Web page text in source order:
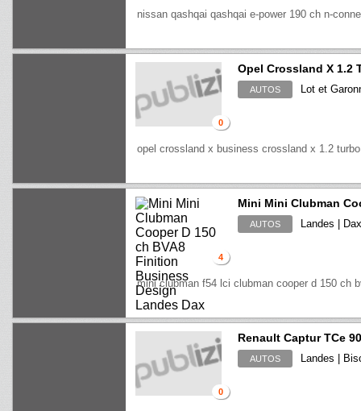
nissan qashqai qashqai e-power 190 ch n-
0
Opel Crossland X 1.2
AUTOS Lot et
opel crossland x business crossland x 1.2
4
Mini Mini Clubman
AUTOS Landes | Dax
mini clubman f54 lci clubman cooper d 150 ch
0
Renault Captur TCe
AUTOS Landes |